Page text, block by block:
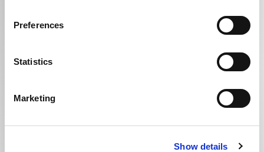
Preferences
Statistics
Marketing
Show details